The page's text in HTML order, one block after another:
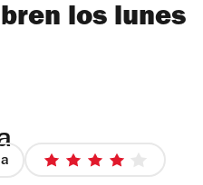
los lunes
4